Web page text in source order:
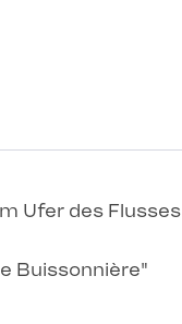
Ufer des Flusses
Buissonnière"